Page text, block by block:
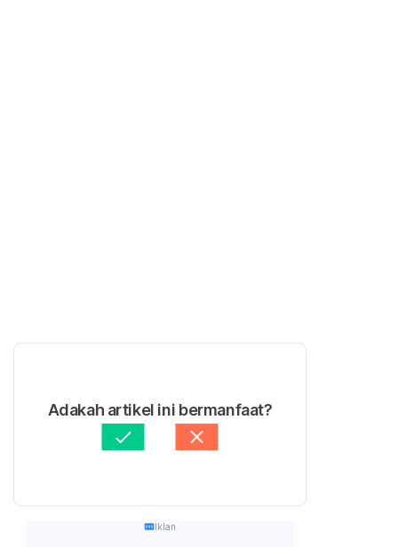
Adakah artikel ini bermanfaat?
Iklan